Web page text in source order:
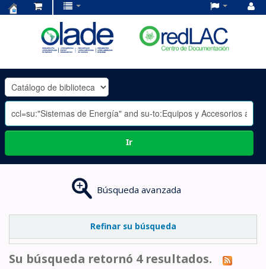
OLADE
-
Ir
Búsqueda avanzada
Refinar su búsqueda
Su búsqueda retornó 4 resultados.